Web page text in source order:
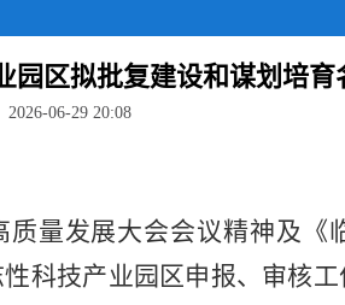
园区拟批复建设和谋划培育
2026-06-29 20:08
质量发展大会会议精神及《
科技产业园区申报、审核